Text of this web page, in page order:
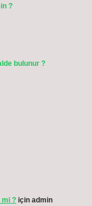
?
bulunur ?
mi ? için admin